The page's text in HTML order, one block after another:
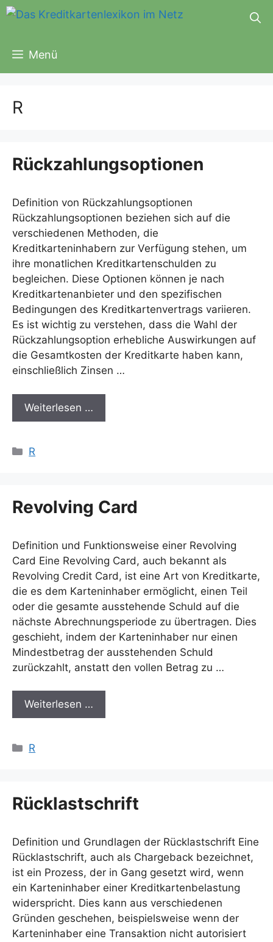
Zum
Inhalt
Menü
R
Rückzahlungsoptionen
Definition von Rückzahlungsoptionen
Rückzahlungsoptionen beziehen sich auf die
verschiedenen Methoden, die
Kreditkarteninhabern zur Verfügung stehen, um
ihre monatlichen Kreditkartenschulden zu
begleichen. Diese Optionen können je nach
Kreditkartenanbieter und den spezifischen
Bedingungen des Kreditkartenvertrags variieren.
Es ist wichtig zu verstehen, dass die Wahl der
Rückzahlungsoption erhebliche Auswirkungen auf
die Gesamtkosten der Kreditkarte haben kann,
einschließlich Zinsen …
Weiterlesen …
Kategorien
R
Revolving Card
Definition und Funktionsweise einer Revolving
Card Eine Revolving Card, auch bekannt als
Revolving Credit Card, ist eine Art von Kreditkarte,
die es dem Karteninhaber ermöglicht, einen Teil
oder die gesamte ausstehende Schuld auf die
nächste Abrechnungsperiode zu übertragen. Dies
geschieht, indem der Karteninhaber nur einen
Mindestbetrag der ausstehenden Schuld
zurückzahlt, anstatt den vollen Betrag zu …
Weiterlesen …
Kategorien
R
Rücklastschrift
Definition und Grundlagen der Rücklastschrift Eine
Rücklastschrift, auch als Chargeback bezeichnet,
ist ein Prozess, der in Gang gesetzt wird, wenn
ein Karteninhaber einer Kreditkartenbelastung
widerspricht. Dies kann aus verschiedenen
Gründen geschehen, beispielsweise wenn der
Karteninhaber eine Transaktion nicht autorisiert